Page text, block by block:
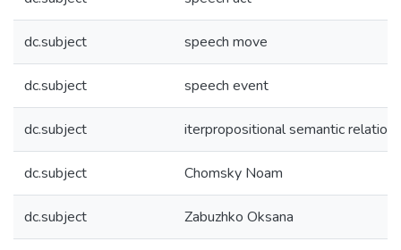
dc.subject speech move
dc.subject speech event
dc.subject iterpropositional semantic relations
dc.subject Chomsky Noam
dc.subject Zabuzhko Oksana